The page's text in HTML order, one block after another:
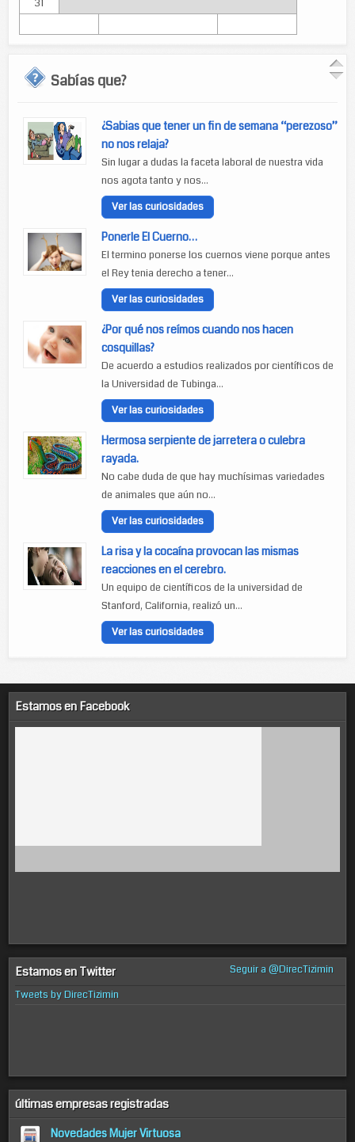
31
Sabías que?
¿Sabias que tener un fin de semana “perezoso”
no nos relaja?
Sin lugar a dudas la faceta laboral de nuestra vida
nos agota tanto y nos...
Ver las curiosidades
Ponerle El Cuerno…
El termino ponerse los cuernos viene porque antes
el Rey tenia derecho a tener...
Ver las curiosidades
¿Por qué nos reímos cuando nos hacen
cosquillas?
De acuerdo a estudios realizados por científicos de
la Universidad de Tubinga...
Ver las curiosidades
Hermosa serpiente de jarretera o culebra
rayada.
No cabe duda de que hay muchísimas variedades
de animales que aún no...
Ver las curiosidades
La risa y la cocaína provocan las mismas
reacciones en el cerebro.
Un equipo de científicos de la universidad de
Stanford, California, realizó un...
Ver las curiosidades
Estamos en Facebook
Estamos en Twitter
Seguir a @DirecTizimin
Tweets by DirecTizimin
últimas empresas registradas
Novedades Mujer Virtuosa